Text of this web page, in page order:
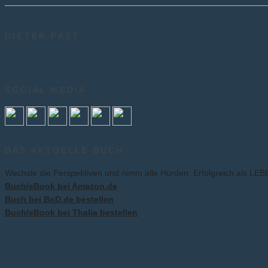
DIETER PAST
SOCIAL MEDIA
DAS AKTUELLE BUCH
Wechsle die Perspektiven und nimm alle Hürden. Erfolgreich als
Buch/eBook bei Amazon.de
Buch bei BoD.de bestellen
Buch/eBook bei Thalia bestellen